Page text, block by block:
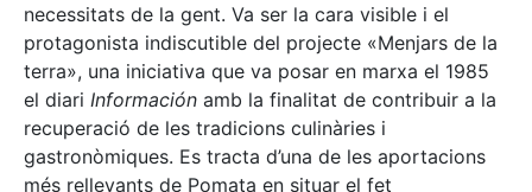
necessitats de la gent. Va ser la cara visible i el
protagonista indiscutible del projecte «Menjars de la
terra», una iniciativa que va posar en marxa el 1985
el diari Información amb la finalitat de contribuir a la
recuperació de les tradicions culinàries i
gastronòmiques. Es tracta d’una de les aportacions
més rellevants de Pomata en situar el fet